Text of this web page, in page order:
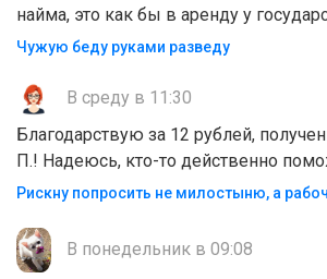
найма, это как бы в аренду у
Чужую беду руками разведу
В среду в 11:30
Благодарствую за 12 рублей,
П.! Надеюсь, кто-то действенно
Рискну попросить не милостыню, а
В понедельник в 09:08